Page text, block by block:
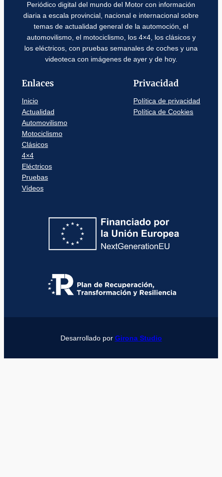
Periódico digital del mundo del Motor con información
diaria a escala provincial, nacional e internacional sobre
temas de actualidad general de la automoción, el
automovilismo, el motociclismo, los 4×4, los clásicos y
los eléctricos, con pruebas semanales de coches y una
videoteca con imágenes de ayer y de hoy.
Enlaces
Inicio
Actualidad
Automovilismo
Motociclismo
Clásicos
4×4
Eléctricos
Pruebas
Vídeos
Privacidad
Política de privacidad
Política de Cookies
Desarrollado por Girona Studio